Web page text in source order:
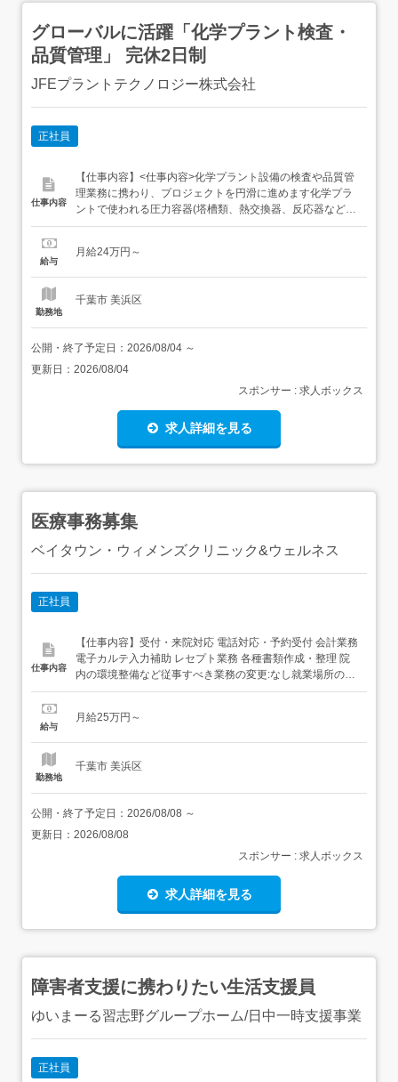
グローバルに活躍「化学プラント検査・
品質管理」 完休2日制
JFEプラントテクノロジー株式会社
正社員
仕事内容
【仕事内容】<仕事内容>化学プラント設備の検査や品質管
理業務に携わり、プロジェクトを円滑に進めます化学プラ
ントで使われる圧力容器(塔槽類、熱交換器、反応器など)
の製作における、品質管理全般を担当する仕事です。 計画
査・評価・指導 工程管理:製作の進捗を管理、検査業務を実
給与
月給24万円～
勤務地
千葉市 美浜区
公開・終了予定日： 2026/08/04 ～
更新日： 2026/08/04
スポンサー : 求人ボックス
求人詳細を見る
医療事務募集
ベイタウン・ウィメンズクリニック&ウェルネス
正社員
仕事内容
【仕事内容】受付・来院対応 電話対応・予約受付 会計業務
電子カルテ入力補助 レセプト業務 各種書類作成・整理 院
内の環境整備など従事すべき業務の変更:なし就業場所の変
更:なし 【経験・資格】<応募要件>無資格可医療事務経験
給 250,000円 〜 <給与の備考>昇給あり固定残業代なし試
給与
月給25万円～
勤務地
千葉市 美浜区
公開・終了予定日： 2026/08/08 ～
更新日： 2026/08/08
スポンサー : 求人ボックス
求人詳細を見る
障害者支援に携わりたい生活支援員
ゆいまーる習志野グループホーム/日中一時支援事業
正社員